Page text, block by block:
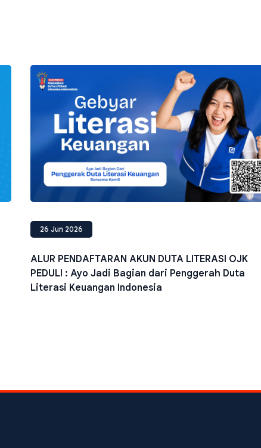
26 Jun 2026
ALUR PENDAFTARAN AKUN DUTA LITERASI OJK
PEDULI : Ayo Jadi Bagian dari Penggerah Duta
Literasi Keuangan Indonesia